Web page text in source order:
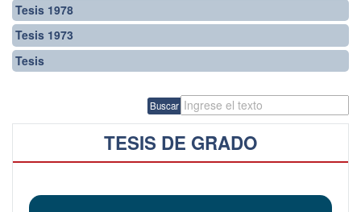
Tesis 1978
Tesis 1973
Tesis
Buscar
TESIS DE GRADO